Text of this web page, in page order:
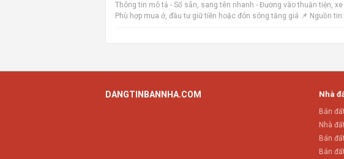
Thông tin mô tả - Sổ sẵn, sang tên nhanh - Đường vào thuận tiện,
Phù hợp mua ở, đầu tư giữ tiền hoặc đón sóng tăng giá 📌 Nguồn
DANGTINBANNHA.COM Nhà
Bán
Nhà
Bán
Bán